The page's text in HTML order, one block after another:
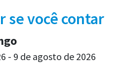
se você contar
- 9 de agosto de 2026